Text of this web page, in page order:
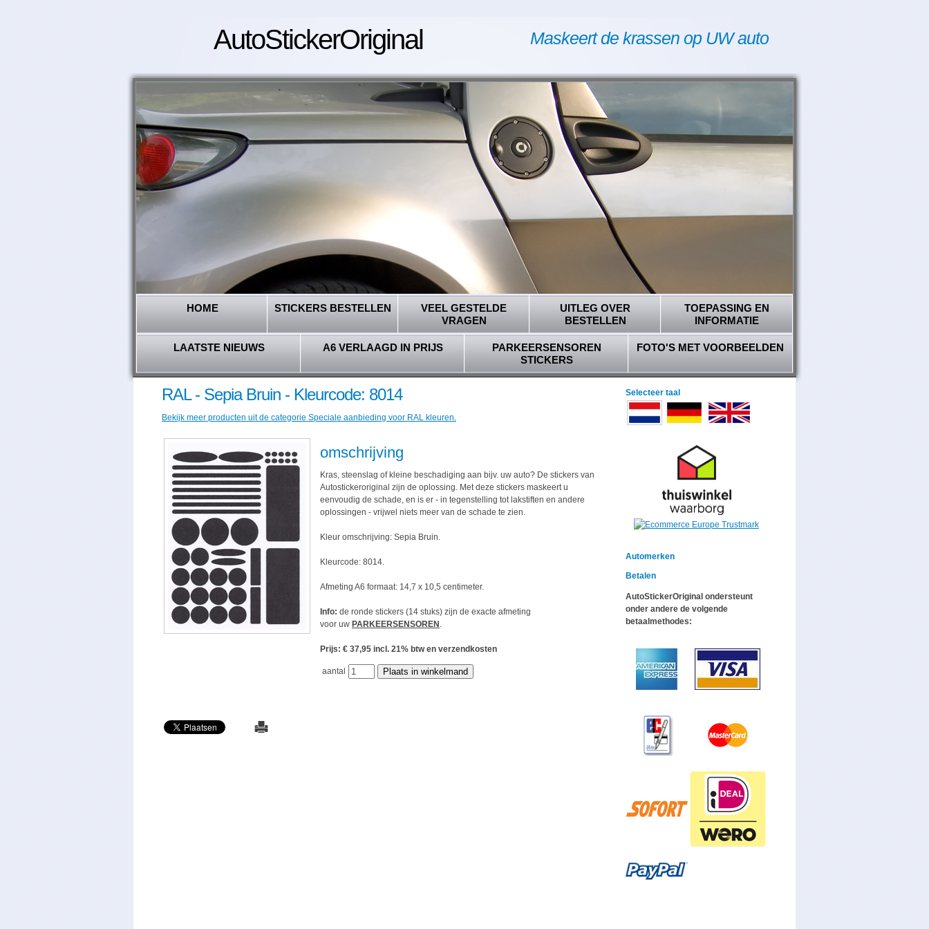
AutoStickerOriginal Maskeert de krassen op UW auto
HOME STICKERS BESTELLEN
VEEL GESTELDE
VRAGEN
UITLEG OVER
BESTELLEN
TOEPASSING EN
INFORMATIE
LAATSTE NIEUWS A6 VERLAAGD IN PRIJS
PARKEERSENSOREN
STICKERS
FOTO'S MET VOORBEELDEN
RAL - Sepia Bruin - Kleurcode: 8014
Bekijk meer producten uit de categorie Speciale aanbieding voor RAL kleuren.
omschrijving
Kras, steenslag of kleine beschadiging aan bijv. uw auto? De stickers van
Autostickeroriginal zijn de oplossing. Met deze stickers maskeert u
eenvoudig de schade, en is er - in tegenstelling tot lakstiften en andere
oplossingen - vrijwel niets meer van de schade te zien.
Kleur omschrijving: Sepia Bruin.
Kleurcode: 8014.
Afmeting A6 formaat: 14,7 x 10,5 centimeter.
Info: de ronde stickers (14 stuks) zijn de exacte afmeting
voor uw PARKEERSENSOREN .
Prijs: € 37,95 incl. 21% btw en verzendkosten
aantal
Selecteer taal
Automerken
Betalen
AutoStickerOriginal ondersteunt
onder andere de volgende
betaalmethodes: